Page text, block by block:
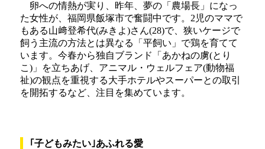
卵への情熱が実り、昨年、夢の「農場長」になっ
た女性が、福岡県飯塚市で奮闘中です。2児のママで
もある山﨑登希代(みきよ)さん(28)で、狭いケージで
飼う主流の方法とは異なる「平飼い」で鶏を育てて
います。今春から独自ブランド「あかねの虜(とり
こ)」を立ちあげ、アニマル・ウェルフェア(動物福
祉)の観点を重視する大手ホテルやスーパーとの取引
を開拓するなど、注目を集めています。
｢子どもみたい｣あふれる愛